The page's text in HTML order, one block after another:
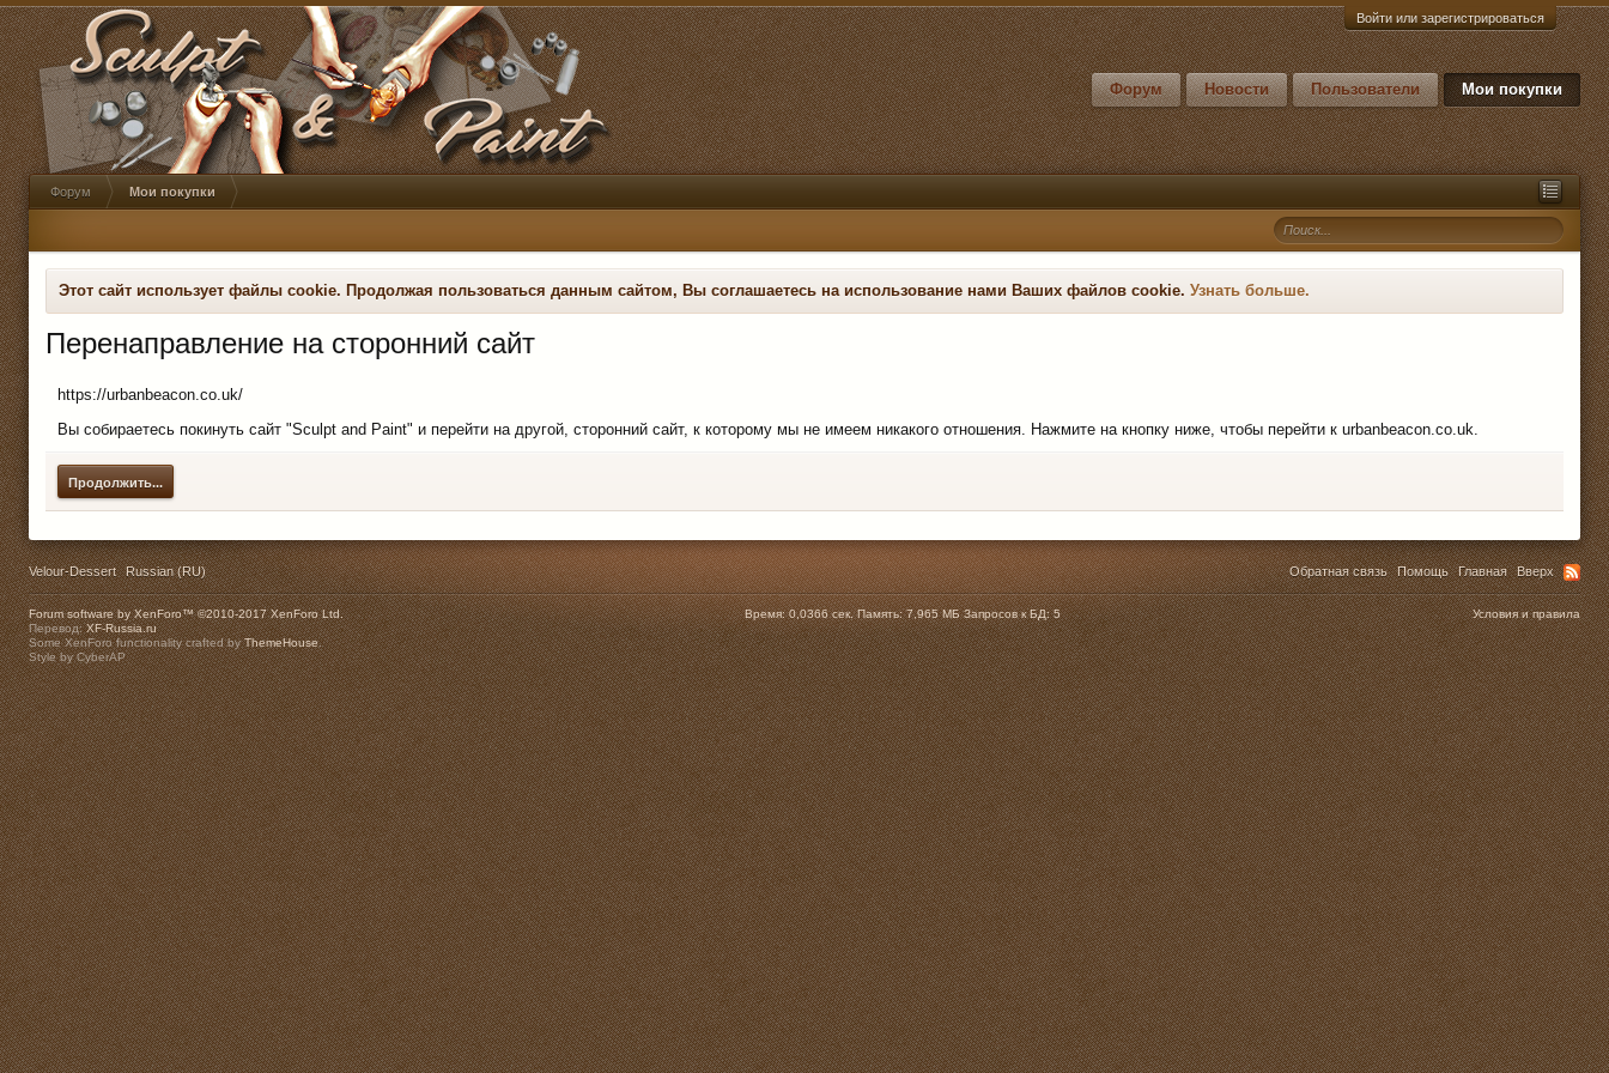
Войти или зарегистрироваться
Форум Новости Пользователи Мои покупки
Форум Мои покупки
Этот сайт использует файлы cookie. Продолжая пользоваться данным сайтом, Вы соглашаетесь на использование нами Ваших файлов cookie. Узнать больше.
Перенаправление на сторонний сайт
https://urbanbeacon.co.uk/
Вы собираетесь покинуть сайт "Sculpt and Paint" и перейти на другой, сторонний сайт, к которому мы не имеем никакого отношения. Нажмите на кнопку ниже, чтобы перейти к urbanbeacon.co.uk.
Продолжить...
Velour-Dessert Russian (RU) Обратная связь Помощь Главная Вверх
Условия и правила
Forum software by XenForo™©2010-2017 XenForo Ltd.
Перевод:XF-Russia.ru
Some XenForo functionality crafted byThemeHouse.
Style by CyberAP
Время: 0,0366 сек. Память: 7,965 МБ Запросов к БД: 5